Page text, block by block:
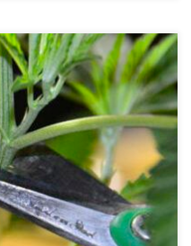
niezależnie od tego,
istnieją dwa główne
tego dokonać poprzez
swoje zalety i wady.
może zależeć od kilku
[…]